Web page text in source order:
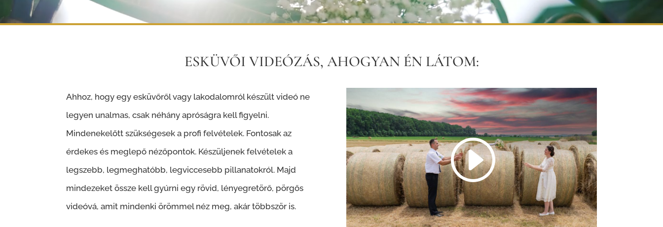
ESKÜVŐI VIDEÓZÁS, AHOGYAN ÉN LÁTOM:
Ahhoz, hogy egy esküvőről vagy lakodalomról készült videó ne
legyen unalmas, csak néhány apróságra kell figyelni.
Mindenekelőtt szükségesek a profi felvételek. Fontosak az
érdekes és meglepő nézőpontok. Készüljenek felvételek a
legszebb, legmeghatóbb, legviccesebb pillanatokról. Majd
mindezeket össze kell gyúrni egy rövid, lényegretörő, pörgős
videóvá, amit mindenki örömmel néz meg, akár többször is.